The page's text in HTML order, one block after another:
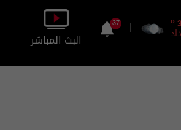
o
37
البث المباشر